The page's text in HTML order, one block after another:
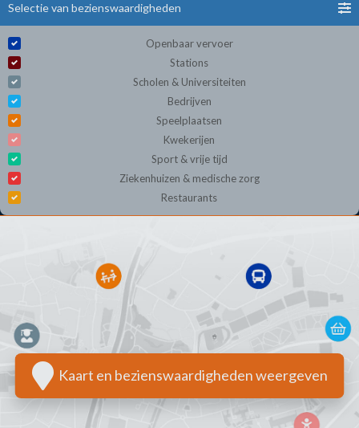
Selectie van bezienswaardigheden
Openbaar vervoer
Stations
Scholen & Universiteiten
Bedrijven
Speelplaatsen
Kwekerijen
Sport & vrije tijd
Ziekenhuizen & medische zorg
Restaurants
Kaart en bezienswaardigheden weergeven